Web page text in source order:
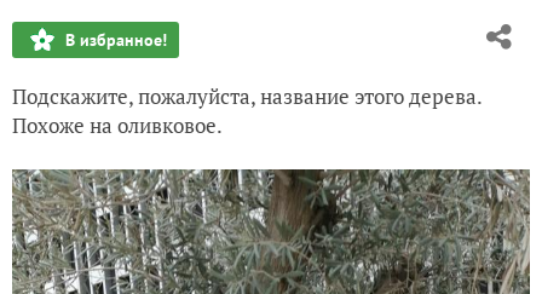
В избранное!
Подскажите, пожалуйста, название этого дерева.
Похоже на оливковое.